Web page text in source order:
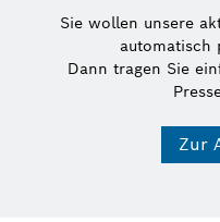
Sie wollen unsere
automatisch
Dann tragen Sie
Zur